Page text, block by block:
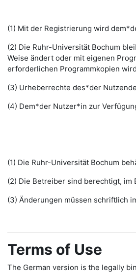
(1) Mit der Registrierung wird
(2) Die Ruhr-Universität Bochum
Weise ändert oder mit eigenen
erforderlichen Programmkopien
(3) Urheberrechte des*der
(4) Dem*der Nutzer*in zur
(1) Die Ruhr-Universität Bochum
(2) Die Betreiber sind berechtigt,
(3) Änderungen müssen schriftlich
Terms of Use
The German version is the legally